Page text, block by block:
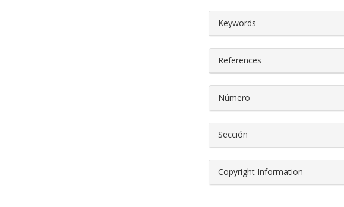
Keywords
References
Número
Sección
Copyright Information